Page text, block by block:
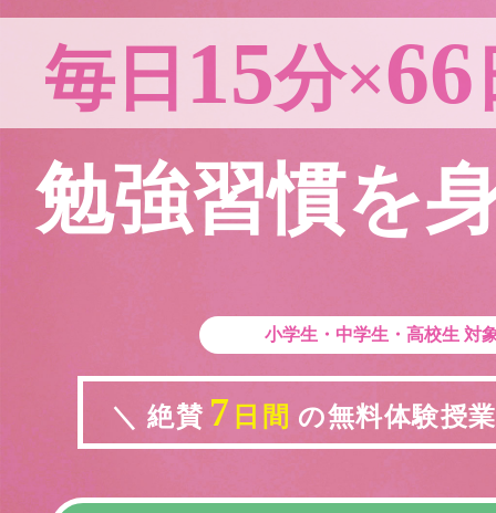
毎日 15分×66
勉強習慣を
小学生・中学生・高校生 対
＼ 絶賛 7 日間 の無料体験授